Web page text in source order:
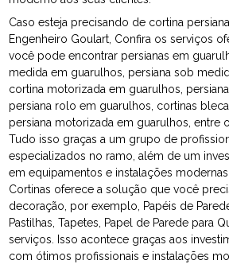
Caso esteja precisando de cortina
Engenheiro Goulart, Confira os serviços
você pode encontrar persianas em
medida em guarulhos, persiana sob
cortina motorizada em guarulhos,
persiana rolo em guarulhos, cortinas
persiana motorizada em guarulhos, entre
Tudo isso graças a um grupo de
especializados no ramo, além de um
em equipamentos e instalações
Cortinas oferece a solução que você
decoração, por exemplo, Papéis de
Pastilhas, Tapetes, Papel de Parede para
serviços. Isso acontece graças aos
com ótimos profissionais e instalações